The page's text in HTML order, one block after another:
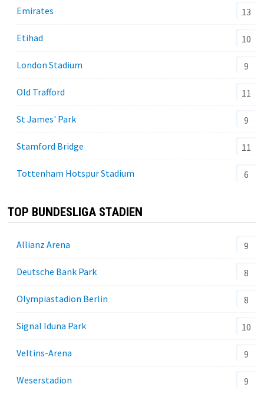
Emirates 13
Etihad 10
London Stadium 9
Old Trafford 11
St James' Park 9
Stamford Bridge 11
Tottenham Hotspur Stadium 6
TOP BUNDESLIGA STADIEN
Allianz Arena 9
Deutsche Bank Park 8
Olympiastadion Berlin 8
Signal Iduna Park 10
Veltins-Arena 9
Weserstadion 9